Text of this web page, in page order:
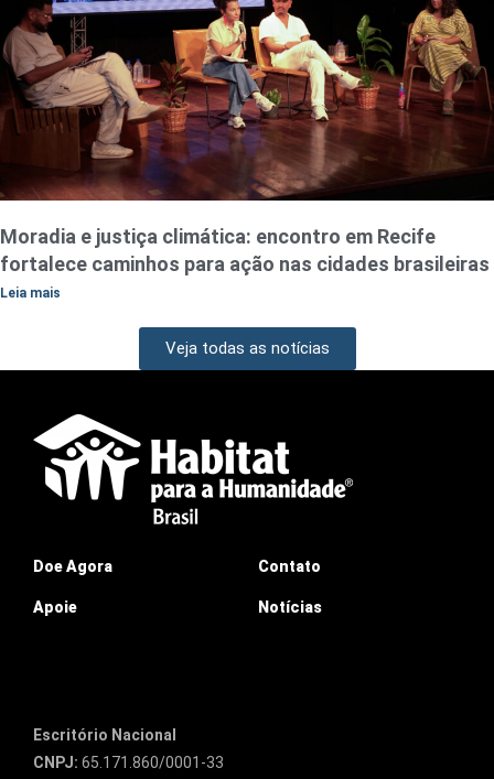
Moradia e justiça climática: encontro em Recife
fortalece caminhos para ação nas cidades brasileiras
Leia mais
Veja todas as notícias
Doe Agora
Apoie
Contato
Notícias
Escritório Nacional
CNPJ: 65.171.860/0001-33